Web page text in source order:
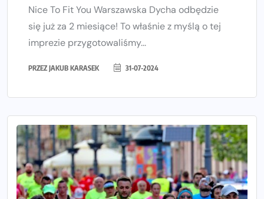
Nice To Fit You Warszawska Dycha odbędzie
się już za 2 miesiące! To właśnie z myślą o tej
imprezie przygotowaliśmy...
PRZEZ JAKUB KARASEK 31-07-2024